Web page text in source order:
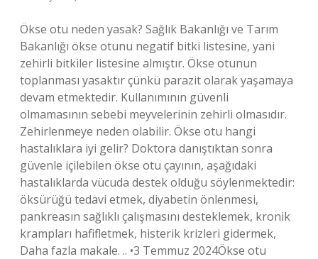
Ökse otu neden yasak? Sağlık Bakanlığı ve Tarım
Bakanlığı ökse otunu negatif bitki listesine, yani
zehirli bitkiler listesine almıştır. Ökse otunun
toplanması yasaktır çünkü parazit olarak yaşamaya
devam etmektedir. Kullanımının güvenli
olmamasının sebebi meyvelerinin zehirli olmasıdır.
Zehirlenmeye neden olabilir. Ökse otu hangi
hastalıklara iyi gelir? Doktora danıştıktan sonra
güvenle içilebilen ökse otu çayının, aşağıdaki
hastalıklarda vücuda destek olduğu söylenmektedir:
öksürüğü tedavi etmek, diyabetin önlenmesi,
pankreasın sağlıklı çalışmasını desteklemek, kronik
krampları hafifletmek, histerik krizleri gidermek,
Daha fazla makale. .. •3 Temmuz 2024Ökse otu